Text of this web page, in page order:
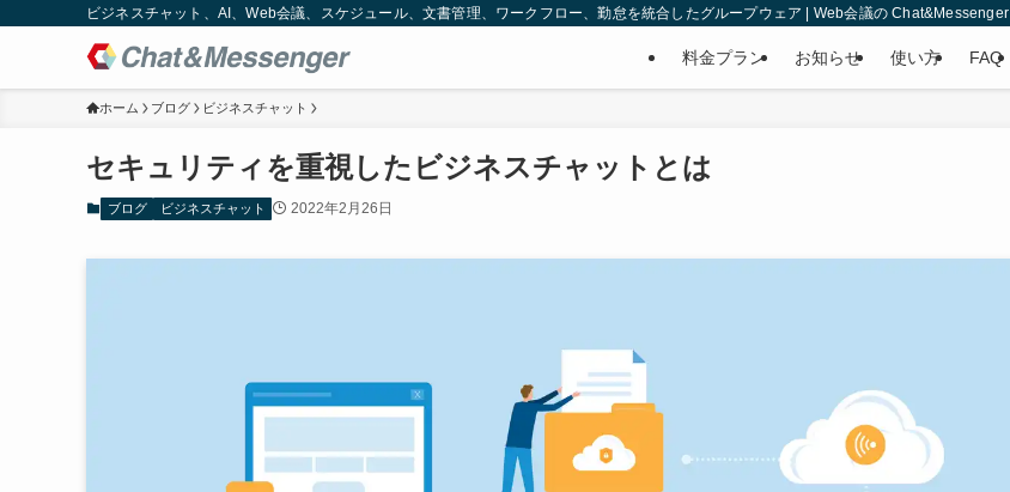
ビジネスチャット、AI、Web会議、スケジュール、文書管理、ワークフロー、勤怠を統合したグループウェア | Web会議の Chat&Messenger
料金プラン お知らせ 使い方 FAQ
ホーム ブログ ビジネスチャット
セキュリティを重視したビジネスチャットとは
ブログ ビジネスチャット 2022年2月26日